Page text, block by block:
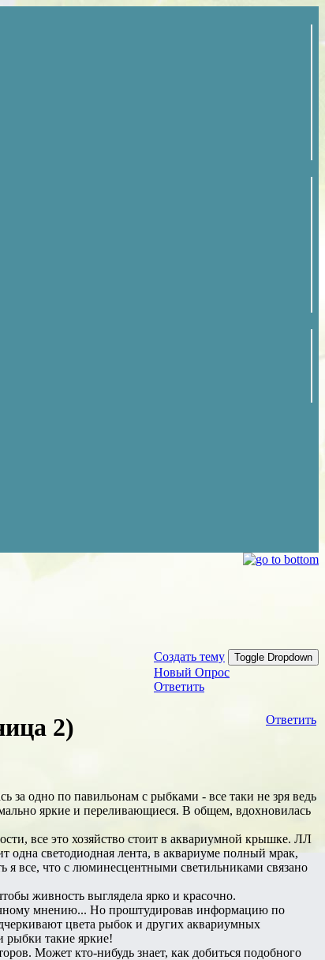
Создать тему Toggle Dropdown
Новый Опрос
Ответить
Ответить
2)
за одно по павильонам с рыбками - все таки не зря ведь
яркие и переливающиеся. В общем, вдохновилась
все это хозяйство стоит в аквариумной крышке. ЛЛ
одна светодиодная лента, в аквариуме полный мрак,
я все, что с люминесцентными светильниками связано
живность выглядела ярко и красочно.
мнению... Но проштудировав информацию по
цвета рыбок и других аквариумных
рыбки такие яркие!
Может кто-нибудь знает, как добиться подобного